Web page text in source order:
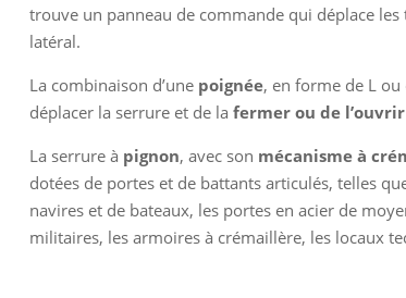
trouve un panneau de commande qui déplace
latéral.
La combinaison d’une poignée, en forme de L ou
déplacer la serrure et de la fermer ou de
La serrure à pignon, avec son mécanisme à
dotées de portes et de battants articulés, telles
navires et de bateaux, les portes en acier de
militaires, les armoires à crémaillère, les locaux